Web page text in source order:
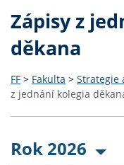
Zápisy z
děkana
FF > Fakulta > Strategie
z jednání kolegia
Rok 2026